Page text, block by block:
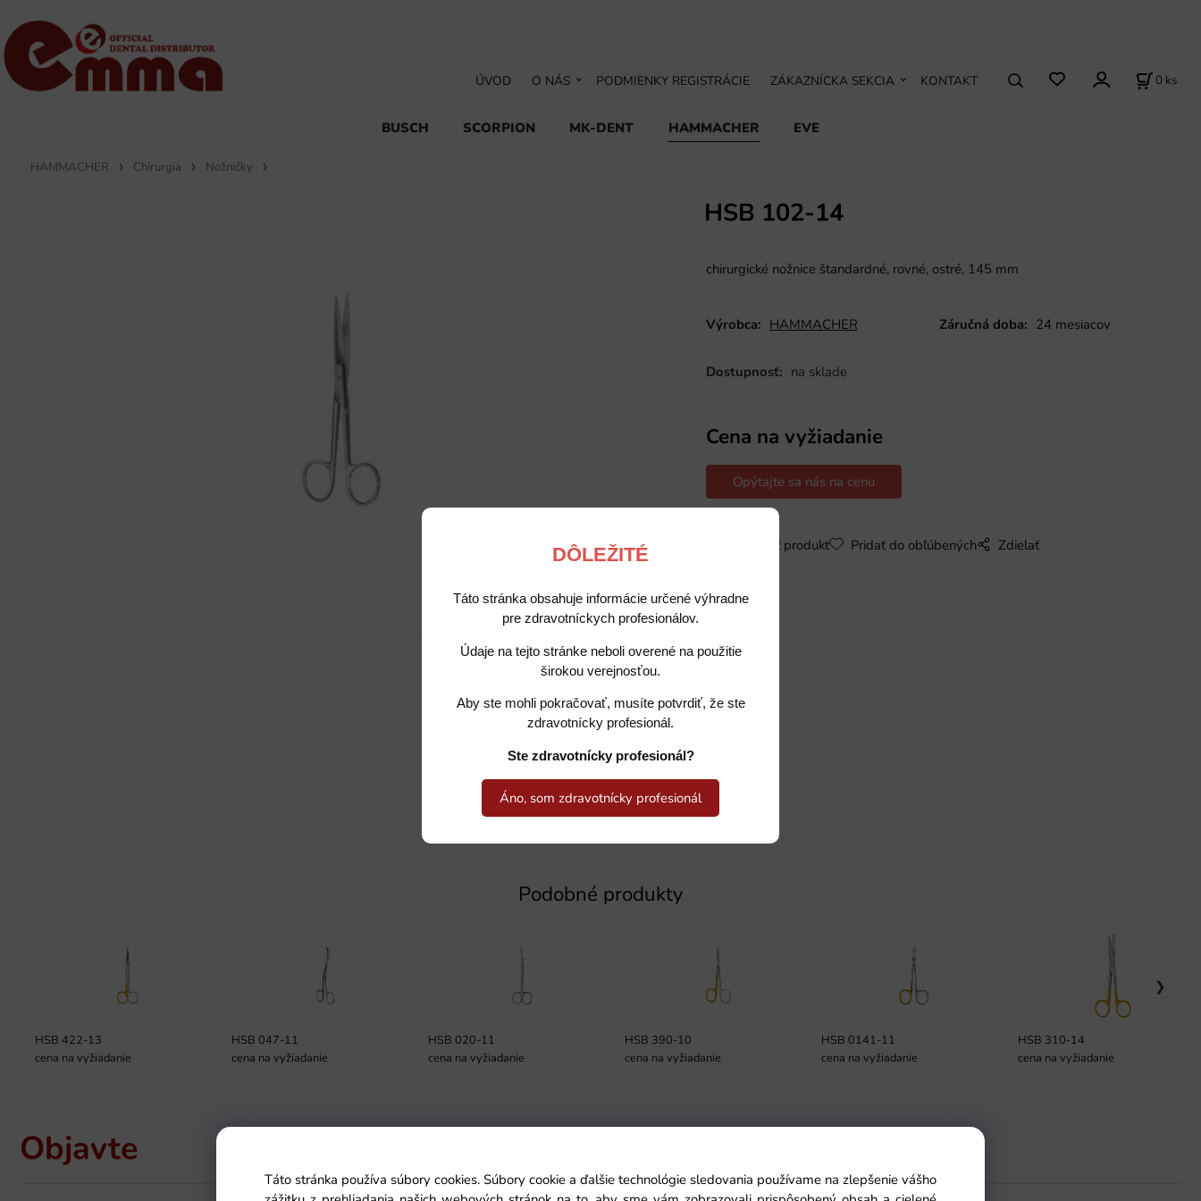
DÔLEŽITÉ
Táto stránka obsahuje informácie určené výhradne
pre zdravotníckych profesionálov.
Údaje na tejto stránke neboli overené na použitie
širokou verejnosťou.
Aby ste mohli pokračovať, musíte potvrdiť, že ste
zdravotnícky profesionál.
Ste zdravotnícky profesionál?
Áno, som zdravotnícky profesionál
BUSCH SCORPION MK-DENT HAMMACHER EVE
ÚVOD O NÁS PODMIENKY REGISTRÁCIE ZÁKAZNÍCKA SEKCIA KONTAKT 0 ks
HAMMACHER Chirurgia Nožničky
HSB 102-14
chirurgické nožnice štandardné, rovné, ostré, 145 mm
Výrobca: HAMMACHER Záručná doba: 24 mesiacov
Dostupnosť: na sklade
Cena na vyžiadanie
Opýtajte sa nás na cenu
Sledovať produkt Pridať do obľúbených Zdielať
Popis Potrebujete poradiť?
Podobné produkty
HSB 422-13
cena na vyžiadanie
HSB 047-11
cena na vyžiadanie
HSB 020-11
cena na vyžiadanie
HSB 390-10
cena na vyžiadanie
HSB 0141-11
cena na vyžiadanie
HSB 310-14
cena na vyžiadanie
Objavte
Táto stránka používa súbory cookies. Súbory cookie a ďalšie technológie sledovania používame na zlepšenie vášho